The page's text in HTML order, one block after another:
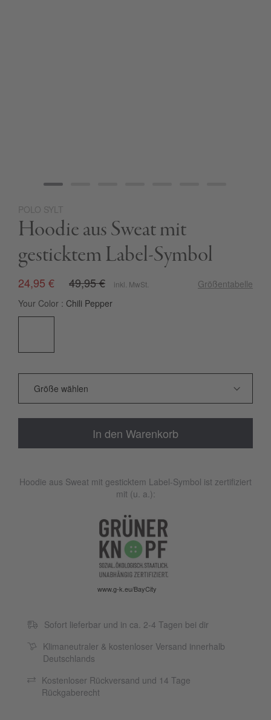
Zum
Anfang
der
springen
POLO SYLT
Hoodie aus Sweat mit
gesticktem Label-Symbol
24,95 € 49,95 € inkl. MwSt.
Größentabelle
Your Color
Chili Pepper
In den Warenkorb
Hoodie aus Sweat mit gesticktem Label-Symbol ist zertifiziert
mit (u. a.):
www.g-k.eu/BayCity
Sofort lieferbar und in ca. 2-4 Tagen bei dir
Klimaneutraler & kostenloser Versand innerhalb
Deutschlands
Kostenloser Rückversand und 14 Tage
Rückgaberecht